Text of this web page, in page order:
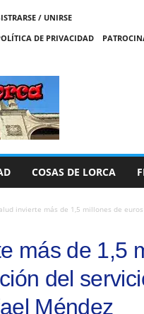
/ UNIRSE
DE PRIVACIDAD
COSAS DE LORCA
invierte más de 1,5 millones de
más de 1,5
del
Méndez